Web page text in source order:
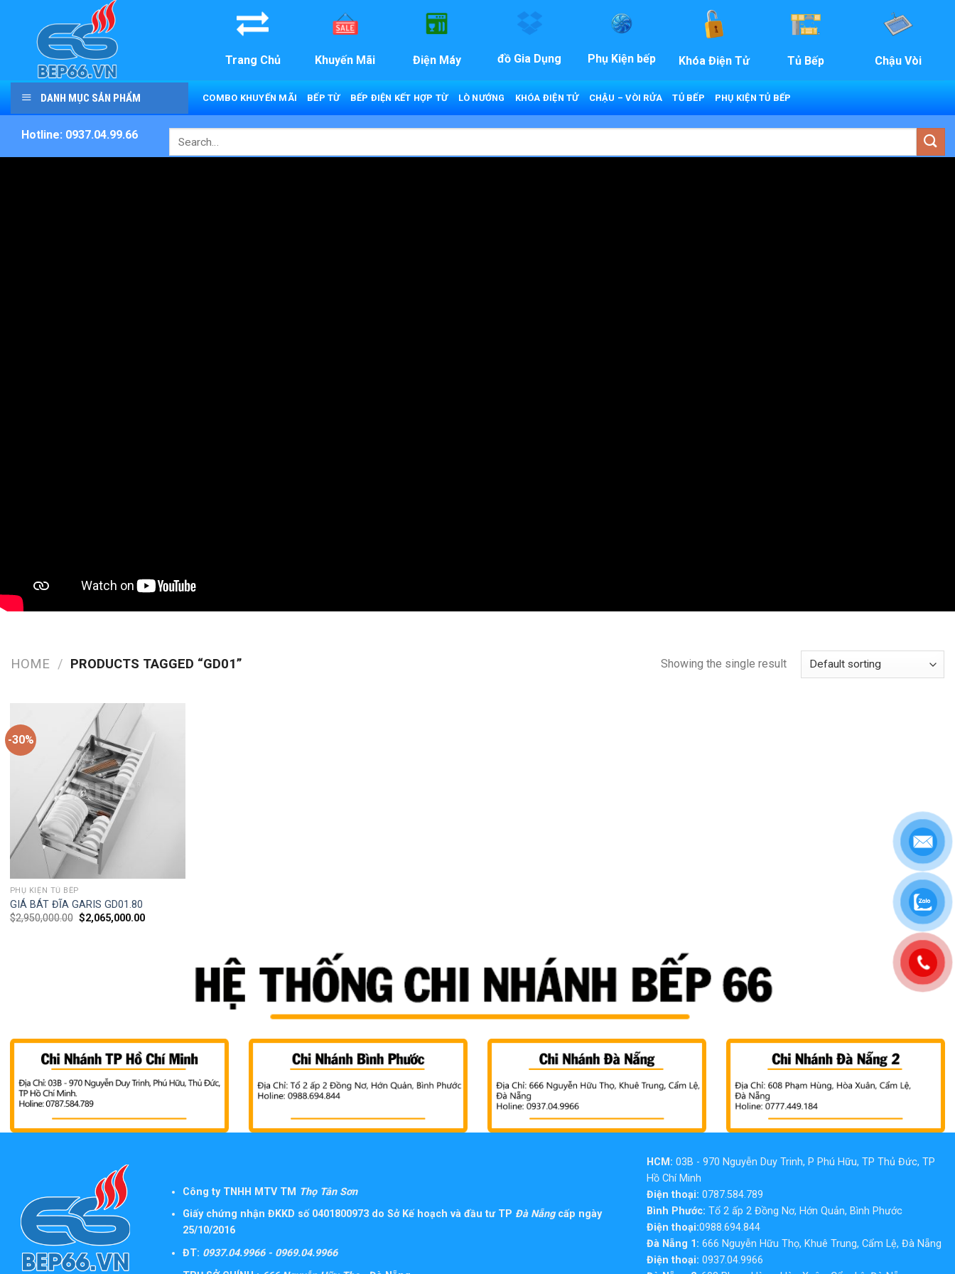
content
Trang Chủ
Khuyến Mãi Điện Máy đồ Gia Dụng Phụ Kiện bếp Khóa Điện Tử Tủ Bếp Chậu Vòi
DANH MỤC SẢN PHẨM COMBO KHUYẾN MÃI BẾP TỪ BẾP ĐIỆN KẾT HỢP TỪ LÒ NƯỚNG KHÓA ĐIỆN TỬ CHẬU – VÒI RỬA TỦ BẾP PHỤ KIỆN TỦ BẾP
Hotline: 0937.04.99.66
Search
for:
HOME / PRODUCTS TAGGED “GD01” Showing the single result
-30%
PHỤ KIỆN TỦ BẾP
GIÁ BÁT ĐĨA GARIS GD01.80
$2,950,000.00 $2,065,000.00
Công ty TNHH MTV TM Thọ Tân Sơn
Giấy chứng nhận ĐKKD số 0401800973 do Sở Kế hoạch và đầu tư TP Đà Nẵngcấp ngày
25/10/2016
ĐT: 0937.04.9966 - 0969.04.9966
HCM: 03B - 970 Nguyễn Duy Trinh, P Phú Hữu, TP Thủ Đức, TP
Hồ Chí Minh
Điện thoại: 0787.584.789
Bình Phước: Tổ 2 ấp 2 Đồng Nơ, Hớn Quản, Bình Phước
Điện thoại:0988.694.844
Đà Nẵng 1: 666 Nguyễn Hữu Thọ, Khuê Trung, Cẩm Lệ, Đà Nẵng
Điện thoại: 0937.04.9966